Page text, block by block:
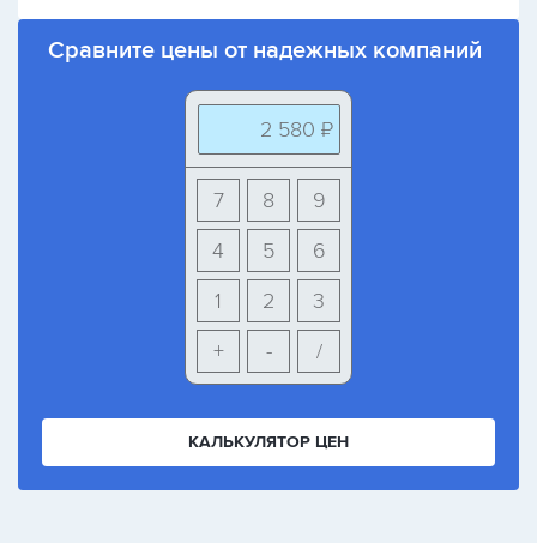
Сравните цены от надежных компаний
2 580 ₽
9
8
7
6
5
4
3
2
1
+
- /
КАЛЬКУЛЯТОР ЦЕН